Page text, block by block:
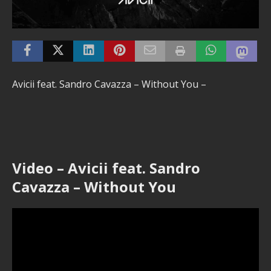
Avicii feat. Sandro Cavazza – Without You –
Video – Avicii feat. Sandro
Cavazza – Without You